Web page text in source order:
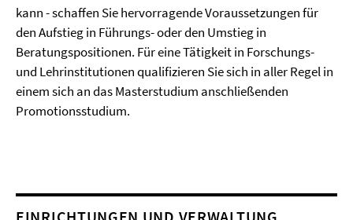
kann - schaffen Sie hervorragende Voraussetzungen für
den Aufstieg in Führungs- oder den Umstieg in
Beratungspositionen. Für eine Tätigkeit in Forschungs-
und Lehrinstitutionen qualifizieren Sie sich in aller Regel in
einem sich an das Masterstudium anschließenden
Promotionsstudium.